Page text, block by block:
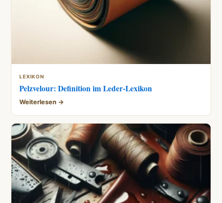
LEXIKON
Pelzvelour: Definition im Leder-Lexikon
Weiterlesen →